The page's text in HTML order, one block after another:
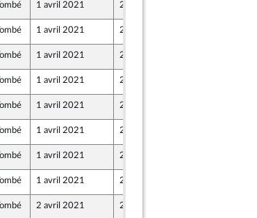
1 avril 2021 23 mars 2021
1 avril 2021 22 mars 2021
1 avril 2021 24 mars 2021
Démocrates apparentés
1 avril 2021 25 mars 2021
1 avril 2021 25 mars 2021
1 avril 2021 25 mars 2021
1 avril 2021 25 mars 2021
1 avril 2021 24 mars 2021
2 avril 2021 23 mars 2021